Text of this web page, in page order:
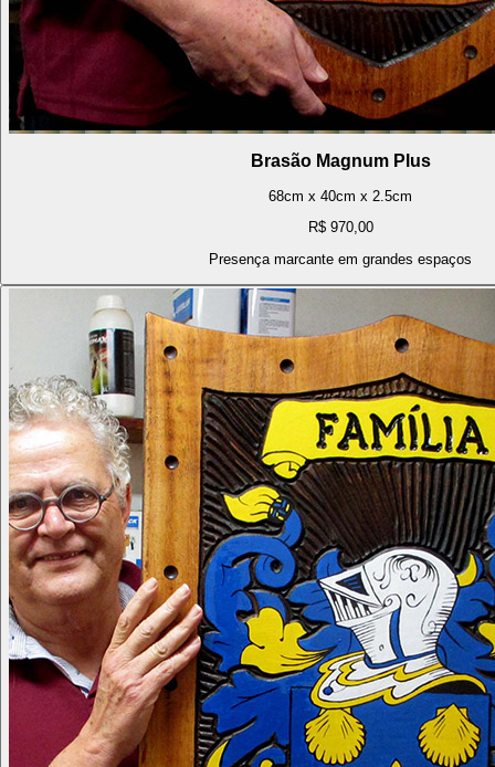
Brasão Magnum Plus
68cm x 40cm x 2.5cm
R$ 970,00
Presença marcante em grandes espaços